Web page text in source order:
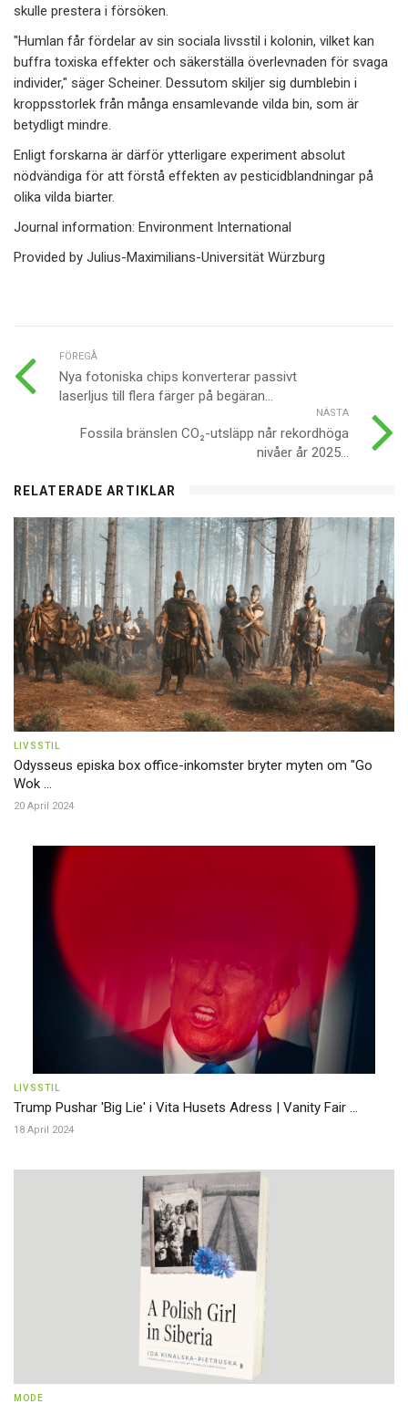
skulle prestera i försöken.
"Humlan får fördelar av sin sociala livsstil i kolonin, vilket kan
buffra toxiska effekter och säkerställa överlevnaden för svaga
individer," säger Scheiner. Dessutom skiljer sig dumblebin i
kroppsstorlek från många ensamlevande vilda bin, som är
betydligt mindre.
Enligt forskarna är därför ytterligare experiment absolut
nödvändiga för att förstå effekten av pesticidblandningar på
olika vilda biarter.
Journal information: Environment International
Provided by Julius-Maximilians-Universität Würzburg
FÖREGÅ
Nya fotoniska chips konverterar passivt
laserljus till flera färger på begäran...
NÄSTA
Fossila bränslen CO₂-utsläpp når rekordhöga
nivåer år 2025...
RELATERADE ARTIKLAR
LIVSSTIL
Odysseus episka box office-inkomster bryter myten om "Go
Wok ...
20 April 2024
LIVSSTIL
Trump Pushar 'Big Lie' i Vita Husets Adress | Vanity Fair ...
18 April 2024
MODE